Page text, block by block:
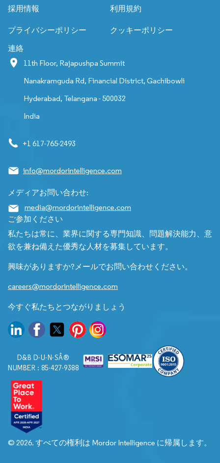
採用情報 利用規約
プライバシーポリシー クッキーポリシー
連絡
11th Floor, Rajapushpa Summit
Nanakramguda Rd, Financial District, Gachibowli
Hyderabad, Telangana - 500032
India
+1 617-765-2493
info@mordorintelligence.com
メディアお問い合わせ:
media@mordorintelligence.com
ご参加ください
私たちは常に、業界に関する専門知識、問題解決能力、意
欲を兼ね備えた優秀な人材を募集しています。
興味がありますか?メールでお問い合わせください。
careers@mordorintelligence.com
今すぐ私たちとつながりましょう
D&B D-U-N-SÂ®
NUMBER : 85-427-9388
© 2026. すべての権利は Mordor Intelligence に帰属します。